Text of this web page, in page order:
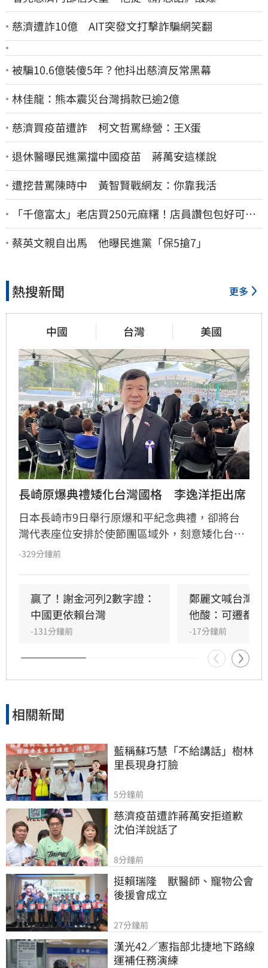
慈濟遭詐10億 AIT突發文打擊詐騙網笑翻
被騙10.6億裝傻5年？他抖出慈濟反常黑幕
林佳龍：熊本震災台灣捐款已逾2億
慈濟買疫苗遭詐 柯文哲罵綠營：王X蛋
退休醫曝民進黨擋中國疫苗 蔣萬安這樣說
遭挖昔罵陳時中 黃智賢戰網友：你靠我活
「千億富太」老店買250元麻糬！店員讚包包好可
愛 笑回：我自己做的
蔡英文親自出馬 他曝民進黨「保5搶7」
熱搜新聞 更多
中國 台灣 美國
長崎原爆典禮矮化台灣國格　李逸洋拒出席
日本長崎市9日舉行原爆和平紀念典禮，卻將台
灣代表座位安排於使節團區域外，刻意矮化台灣
國格。駐日代表李逸洋對此表達強烈抗議與遺
法律戰的工具。他強調台灣長期熱愛和平，且台
日經貿與民間交流深厚，長崎市政府的親中舉動
背離兩國友好初衷。台灣雖曾透過外交途徑爭取
公平待遇，但對方執意矮化，我方因此決定降低
出席層級。李逸洋嚴正聲明，台灣是主權獨立國
家，與中國互不隸屬，對於長崎市政府屈從中國
與譴責，並呼籲各界正視台灣在區域和平與全球
-329分鐘前
贏了！謝金河列2數字證：
中國更依賴台灣
-131分鐘前
鄭麗文喊台灣
他酸：可遷都重
-17分鐘前
相關新聞
藍稱蘇巧慧「不給講話」樹林
里長現身打臉
5分鐘前
慈濟疫苗遭詐蔣萬安拒道歉
沈伯洋說話了
8分鐘前
挺賴瑞隆　獸醫師、寵物公會
後援會成立
27分鐘前
漢光42／憲指部北捷地下路線
運補任務演練